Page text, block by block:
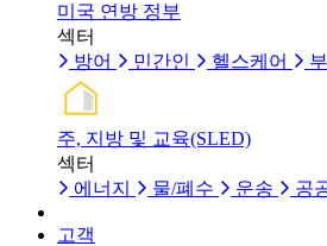
미국 연방 정부
섹터
방어
민간인 헬스케어
주, 지방 및 교육(SLED)
섹터
에너지
물/폐수 운송 공
고객